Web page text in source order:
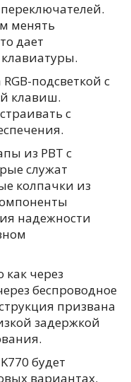
менять
дает
подсветкой с
клавиш.
с
из PBT с
служат
колпачки из
надежности
через
беспроводное
призвана
задержкой
будет
вариантах.